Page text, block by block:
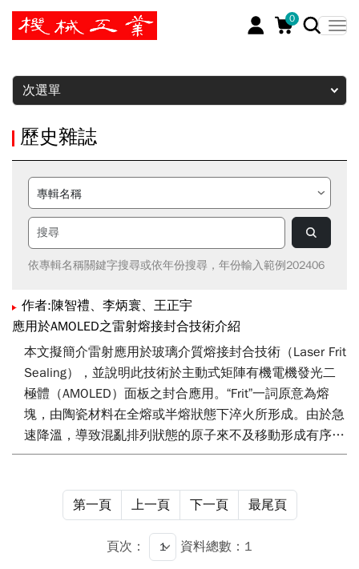
0
暫停
次選單
歷史雜誌
依專輯名稱關鍵字搜尋或依年份搜尋，年份輸入範例202406
作者:陳智禮、李炳寰、王正宇
應用於AMOLED之雷射熔接封合技術介紹
本文擬簡介雷射應用於玻璃介質熔接封合技術（Laser Frit
Sealing），並說明此技術於主動式矩陣有機電機發光二
極體（AMOLED）面板之封合應用。“Frit”一詞原意為熔
塊，由陶瓷材料在全熔或半熔狀態下淬火所形成。由於急
速降溫，導致混亂排列狀態的原子來不及移動形成有序排
列，因而形成所謂非晶質 （amorphous）狀態；現今多
在OLED面板中，有機層遇到水、氧會失效，因此必須在
兩片玻璃基板間做密封封合（Hermetically sealing）。雷
射由於可以適當控制光斑大小，局部加溫玻璃介質而不損
第一頁 上一頁 下一頁 最尾頁
頁次： 資料總數：1